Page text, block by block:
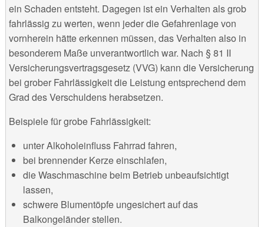
ein Schaden entsteht. Dagegen ist ein Verhalten als grob
fahrlässig zu werten, wenn jeder die Gefahrenlage von
vornherein hätte erkennen müssen, das Verhalten also in
besonderem Maße unverantwortlich war. Nach § 81 II
Versicherungsvertragsgesetz (VVG) kann die Versicherung
bei grober Fahrlässigkeit die Leistung entsprechend dem
Grad des Verschuldens herabsetzen.
Beispiele für grobe Fahrlässigkeit:
unter Alkoholeinfluss Fahrrad fahren,
bei brennender Kerze einschlafen,
die Waschmaschine beim Betrieb unbeaufsichtigt
lassen,
schwere Blumentöpfe ungesichert auf das
Balkongeländer stellen.